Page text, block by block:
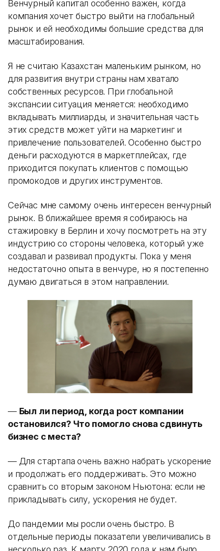
Венчурный капитал особенно важен, когда
компания хочет быстро выйти на глобальный
рынок и ей необходимы большие средства для
масштабирования.
Я не считаю Казахстан маленьким рынком, но
для развития внутри страны нам хватало
собственных ресурсов. При глобальной
экспансии ситуация меняется: необходимо
вкладывать миллиарды, и значительная часть
этих средств может уйти на маркетинг и
привлечение пользователей. Особенно быстро
деньги расходуются в маркетплейсах, где
приходится покупать клиентов с помощью
промокодов и других инструментов.
Сейчас мне самому очень интересен венчурный
рынок. В ближайшее время я собираюсь на
стажировку в Берлин и хочу посмотреть на эту
индустрию со стороны человека, который уже
создавал и развивал продукты. Пока у меня
недостаточно опыта в венчуре, но я постепенно
думаю двигаться в этом направлении.
— Был ли период, когда рост компании
остановился? Что помогло снова сдвинуть
бизнес с места?
— Для стартапа очень важно набрать ускорение
и продолжать его поддерживать. Это можно
сравнить со вторым законом Ньютона: если не
прикладывать силу, ускорения не будет.
До пандемии мы росли очень быстро. В
отдельные периоды показатели увеличивались в